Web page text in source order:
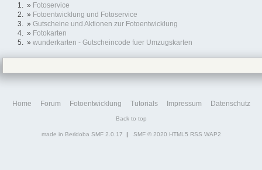
» Fotoservice
» Fotoentwicklung und Fotoservice
» Gutscheine und Aktionen zur Fotoentwicklung
» Fotokarten
» wunderkarten - Gutscheincode fuer Umzugskarten
Home Forum Fotoentwicklung Tutorials Impressum Datenschutz
Back to top
made in Berldoba SMF 2.0.17 | SMF © 2020 HTML5 RSS WAP2